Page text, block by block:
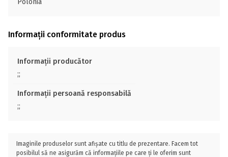
Polonia
Informații conformitate produs
Informații producător
;;
Informații persoană responsabilă
;;
Imaginile produselor sunt afișate cu titlu de prezentare. Facem tot
posibilul să ne asigurăm că informațiile pe care ți le oferim sunt